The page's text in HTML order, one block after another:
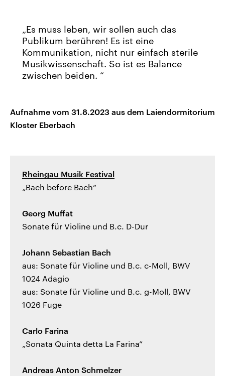
Es muss leben, wir sollen auch das
Publikum berühren! Es ist eine
Kommunikation, nicht nur einfach sterile
Musikwissenschaft. So ist es Balance
zwischen beiden.
Aufnahme vom 31.8.2023 aus dem Laiendormitorium
Kloster Eberbach
Rheingau Musik Festival
„Bach before Bach“
Georg Muffat
Sonate für Violine und B.c. D-Dur
Johann Sebastian Bach
aus: Sonate für Violine und B.c. c-Moll, BWV
1024 Adagio
aus: Sonate für Violine und B.c. g-Moll, BWV
1026 Fuge
Carlo Farina
„Sonata Quinta detta La Farina”
Andreas Anton Schmelzer